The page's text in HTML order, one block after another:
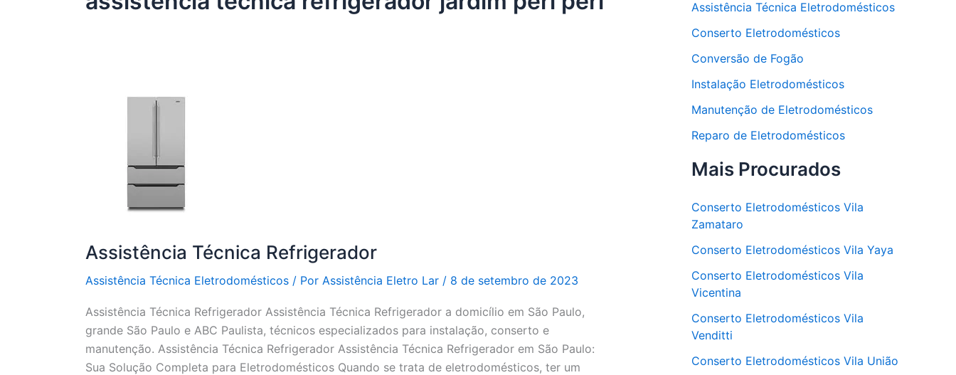
Assistência Técnica Refrigerador
Assistência Técnica Eletrodomésticos / Por Assistência Eletro Lar / 8 de setembro de 2023
Assistência Técnica Refrigerador Assistência Técnica Refrigerador a domicílio em São Paulo,
grande São Paulo e ABC Paulista, técnicos especializados para instalação, conserto e
manutenção. Assistência Técnica Refrigerador Assistência Técnica Refrigerador em São Paulo:
Sua Solução Completa para Eletrodomésticos Quando se trata de eletrodomésticos, ter um
Assistência Técnica Eletrodomésticos
Conserto Eletrodomésticos
Conversão de Fogão
Instalação Eletrodomésticos
Manutenção de Eletrodomésticos
Reparo de Eletrodomésticos
Mais Procurados
Conserto Eletrodomésticos Vila
Zamataro
Conserto Eletrodomésticos Vila Yaya
Conserto Eletrodomésticos Vila
Vicentina
Conserto Eletrodomésticos Vila
Venditti
Conserto Eletrodomésticos Vila União